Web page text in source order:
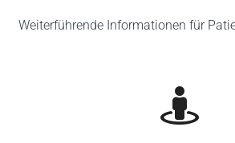
Weiterführende Informationen für